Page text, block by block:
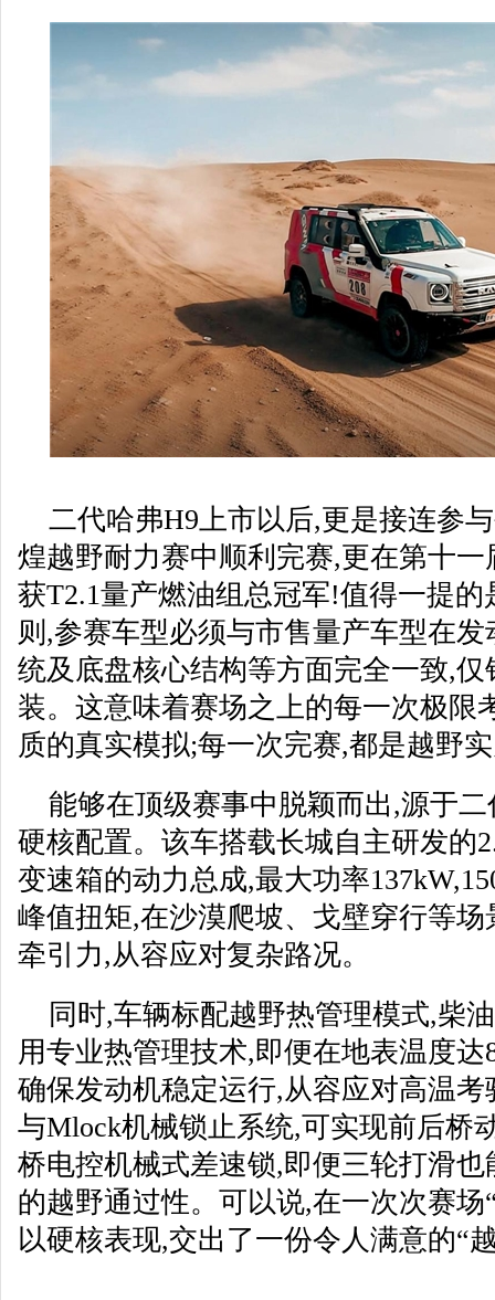
二代哈弗H9上市以后,更是接连参
煌越野耐力赛中顺利完赛,更在第十
获T2.1量产燃油组总冠军!值得一提
则,参赛车型必须与市售量产车型在
统及底盘核心结构等方面完全一致,
装。这意味着赛场之上的每一次极限
质的真实模拟;每一次完赛,都是越野
能够在顶级赛事中脱颖而出,源于
硬核配置。该车搭载长城自主研发的
变速箱的动力总成,最大功率
峰值扭矩,在沙漠爬坡、戈壁穿行等
牵引力,从容应对复杂路况。
同时,车辆标配越野热管理模式,柴
用专业热管理技术,即便在地表温度
确保发动机稳定运行,从容应对高温
与Mlock机械锁止系统,可实现前后桥
桥电控机械式差速锁,即便三轮打滑
的越野通过性。可以说,在一次次赛场
以硬核表现,交出了一份令人满意的“